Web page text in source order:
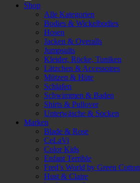
Shop
Alle Kategorien
Bodies & Wickelbodies
Hosen
Jacken & Overalls
Jumpsuits
Kleider, Röcke, Tuniken
Lätzchen & Accessoires
Mützen & Hüte
Schlafen
Schwimmen & Baden
Shirts & Pullover
Unterwäsche & Socken
Marken
Blade & Rose
CeLaVi
Color Kids
Enfant Terrible
Fred’s World by Green Cotton
Hust & Claire